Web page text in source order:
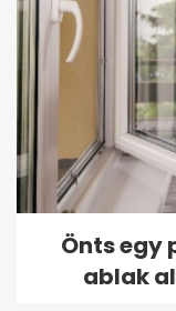
Önts egy
ablak